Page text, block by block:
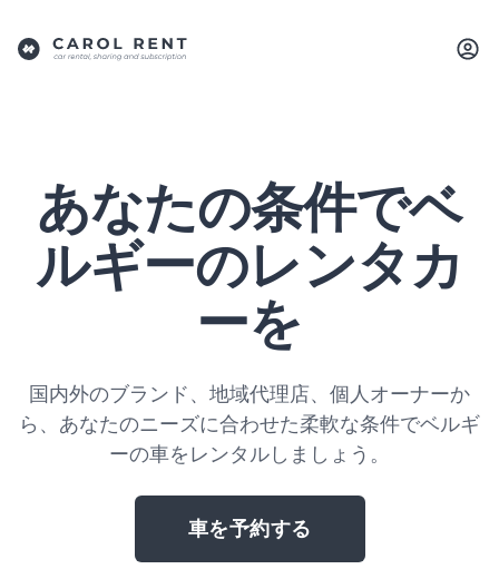
あなたの条件でベ
ルギーのレンタカ
ーを
国内外のブランド、地域代理店、個人オーナーか
ら、あなたのニーズに合わせた柔軟な条件でベルギ
ーの車をレンタルしましょう。
車を予約する